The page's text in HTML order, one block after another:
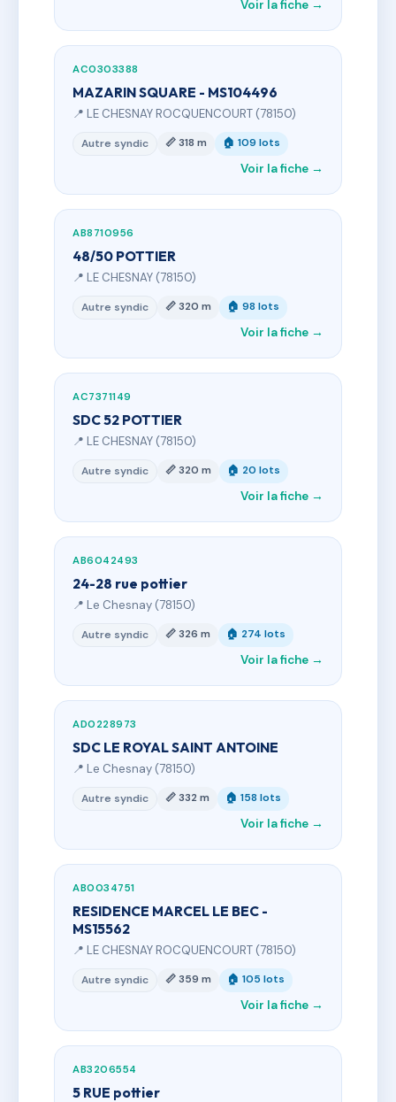
Voir la fiche →
AC0303388
MAZARIN SQUARE - MS104496
📍 LE CHESNAY ROCQUENCOURT (78150)
Autre syndic 📏 318 m 🏠 109 lots
Voir la fiche →
AB8710956
48/50 POTTIER
📍 LE CHESNAY (78150)
Autre syndic 📏 320 m 🏠 98 lots
Voir la fiche →
AC7371149
SDC 52 POTTIER
📍 LE CHESNAY (78150)
Autre syndic 📏 320 m 🏠 20 lots
Voir la fiche →
AB6042493
24-28 rue pottier
📍 Le Chesnay (78150)
Autre syndic 📏 326 m 🏠 274 lots
Voir la fiche →
AD0228973
SDC LE ROYAL SAINT ANTOINE
📍 Le Chesnay (78150)
Autre syndic 📏 332 m 🏠 158 lots
Voir la fiche →
AB0034751
RESIDENCE MARCEL LE BEC -
MS15562
📍 LE CHESNAY ROCQUENCOURT (78150)
Autre syndic 📏 359 m 🏠 105 lots
Voir la fiche →
AB3206554
5 RUE pottier